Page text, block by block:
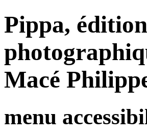
Pippa,
Macé
menu